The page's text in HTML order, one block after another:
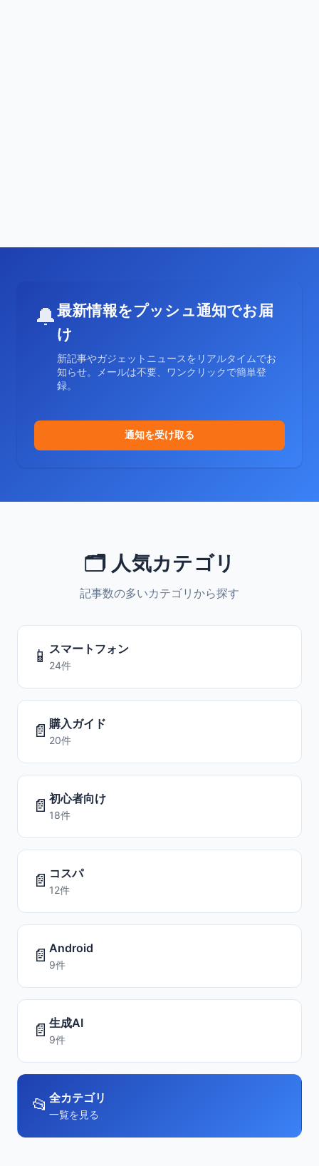
🔔最新情報をプッシュ通知でお届
け
新記事やガジェットニュースをリアルタイムでお
知らせ。メールは不要、ワンクリックで簡単登
録。
通知を受け取る
🗂️ 人気カテゴリ
記事数の多いカテゴリから探す
📱 スマートフォン
24件
📄 購入ガイド
20件
📄 初心者向け
18件
📄 コスパ
12件
📄 Android
9件
📄 生成AI
9件
📂 全カテゴリ
一覧を見る